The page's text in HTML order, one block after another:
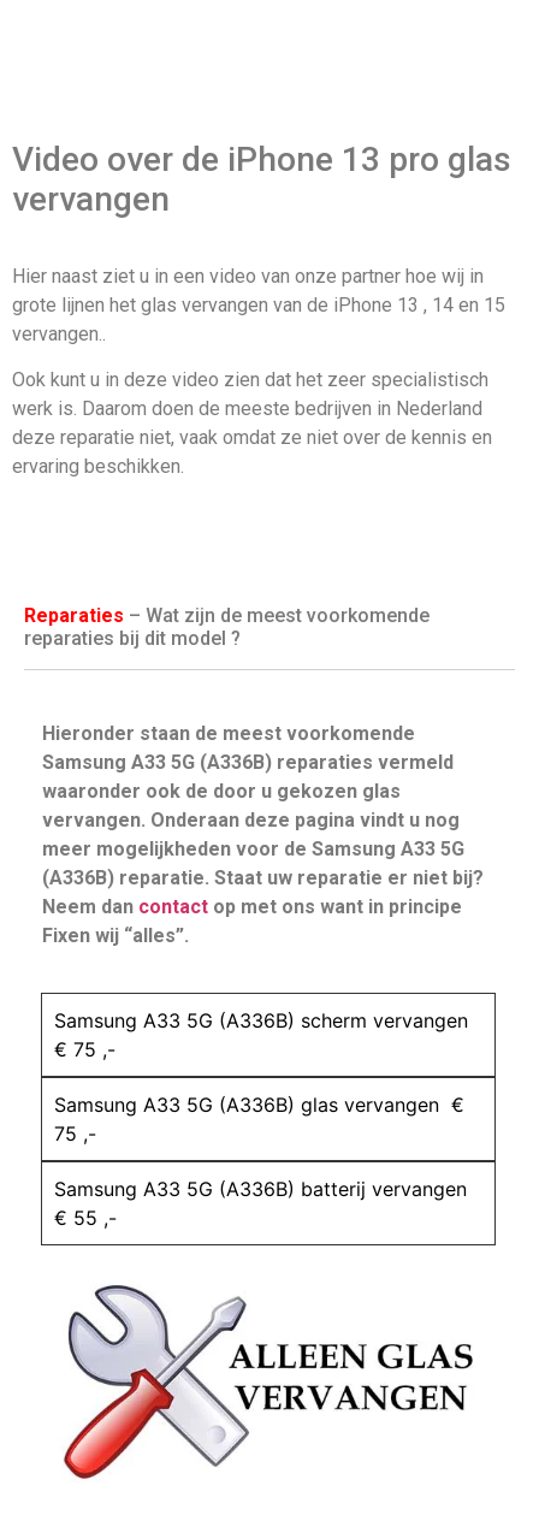
Video over de iPhone 13 pro glas
vervangen
Hier naast ziet u in een video van onze partner hoe wij in
grote lijnen het glas vervangen van de iPhone 13 , 14 en 15
vervangen..
Ook kunt u in deze video zien dat het zeer specialistisch
werk is. Daarom doen de meeste bedrijven in Nederland
deze reparatie niet, vaak omdat ze niet over de kennis en
ervaring beschikken.
Reparaties – Wat zijn de meest voorkomende
reparaties bij dit model ?
Hieronder staan de meest voorkomende
Samsung A33 5G (A336B) reparaties vermeld
waaronder ook de door u gekozen glas
vervangen. Onderaan deze pagina vindt u nog
meer mogelijkheden voor de Samsung A33 5G
(A336B) reparatie. Staat uw reparatie er niet bij?
Neem dan contact op met ons want in principe
Fixen wij “alles”.
Samsung A33 5G (A336B) scherm vervangen
€ 75 ,-
Samsung A33 5G (A336B) glas vervangen €
75 ,-
Samsung A33 5G (A336B) batterij vervangen
€ 55 ,-